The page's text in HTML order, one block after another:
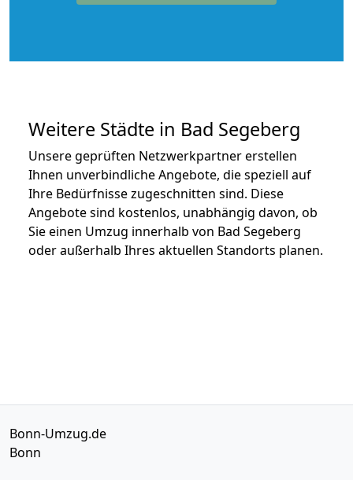
Weitere Städte in Bad Segeberg
Unsere geprüften Netzwerkpartner erstellen
Ihnen unverbindliche Angebote, die speziell auf
Ihre Bedürfnisse zugeschnitten sind. Diese
Angebote sind kostenlos, unabhängig davon, ob
Sie einen Umzug innerhalb von Bad Segeberg
oder außerhalb Ihres aktuellen Standorts planen.
Bonn-Umzug.de
Bonn